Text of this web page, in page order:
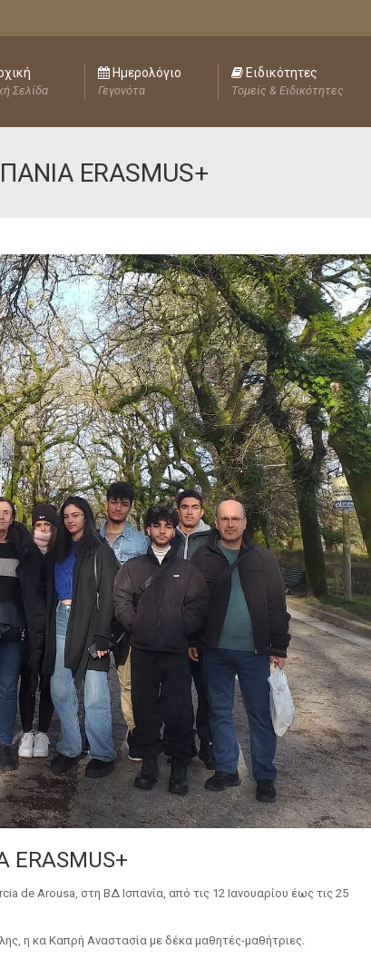
Σελίδα
Ημερολόγιο
Γεγονότα
Ειδικότητες
Τομείς & Ειδικότητες
ERASMUS+
de Arousa, στη ΒΔ Ισπανία, από τις 12 Ιανουαρίου έως τις 25
η κα Καπρή Αναστασία με δέκα μαθητές-μαθήτριες.